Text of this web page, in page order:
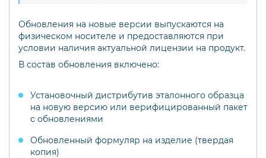
Обновления на новые версии выпускаются на
физическом носителе и предоставляются при
условии наличия актуальной лицензии на продукт.
В состав обновления включено:
Установочный дистрибутив эталонного образца
на новую версию или верифицированный пакет
с обновлениями
Обновленный формуляр на изделие (твердая
копия)